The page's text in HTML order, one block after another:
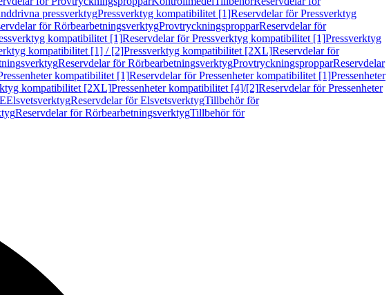
pressverktygPressverktyg kompatibilitet [1]Reservdelar för Pressverktyg
för RörbearbetningsverktygProvtryckningspropparReservdelar för
kompatibilitet [1]Reservdelar för Pressverktyg kompatibilitet [1]Pressverktyg
kompatibilitet [1] / [2]Pressverktyg kompatibilitet [2XL]Reservdelar för
Reservdelar för RörbearbetningsverktygProvtryckningspropparReservdelar
kompatibilitet [1]Reservdelar för Pressenheter kompatibilitet [1]Pressenheter
kompatibilitet [2XL]Pressenheter kompatibilitet [4]/[2]Reservdelar för Pressenheter
ElsvetsverktygReservdelar för ElsvetsverktygTillbehör för
Reservdelar för RörbearbetningsverktygTillbehör för